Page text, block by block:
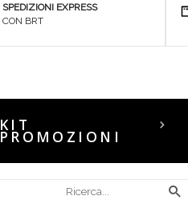
SPEDIZIONI EXPRESS
CON BRT
KIT
PROMOZIONI